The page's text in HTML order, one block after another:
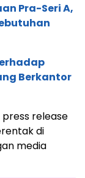
Pra-Seri A,
Berkantor
release
di
media